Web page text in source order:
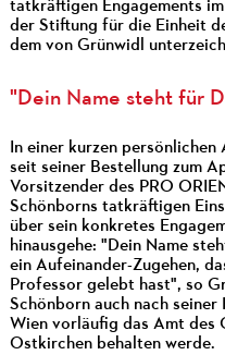
tatkräftigen Engagements
der Stiftung für die Einheit
dem von Grünwidl
"Dein Name steht für
In einer kurzen
seit seiner Bestellung zum
Vorsitzender des PRO
Schönborns tatkräftigen
über sein konkretes
hinausgehe: "Dein Name
ein Aufeinander-Zugehen,
Professor gelebt hast", so
Schönborn auch nach
Wien vorläufig das Amt des
Ostkirchen behalten werde.